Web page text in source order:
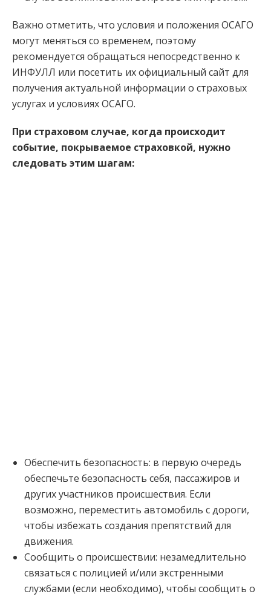
Важно отметить, что условия и положения ОСАГО
могут меняться со временем, поэтому
рекомендуется обращаться непосредственно к
ИНФУЛЛ или посетить их официальный сайт для
получения актуальной информации о страховых
услугах и условиях ОСАГО.
При страховом случае, когда происходит
событие, покрываемое страховкой, нужно
следовать этим шагам:
Обеспечить безопасность: в первую очередь
обеспечьте безопасность себя, пассажиров и
других участников происшествия. Если
возможно, переместить автомобиль с дороги,
чтобы избежать создания препятствий для
движения.
Сообщить о происшествии: незамедлительно
связаться с полицией и/или экстренными
службами (если необходимо), чтобы сообщить о